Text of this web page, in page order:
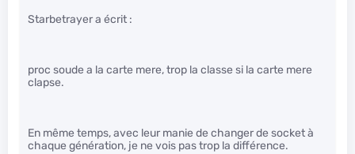
Starbetrayer a écrit :
proc soude a la carte mere, trop la classe si la carte mere
clapse.
En même temps, avec leur manie de changer de socket à
chaque génération, je ne vois pas trop la différence.